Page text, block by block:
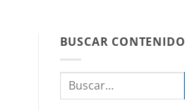
BUSCAR CONTENIDO